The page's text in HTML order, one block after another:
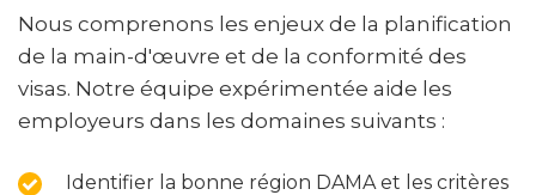
Nous comprenons les enjeux de la planification
de la main-d'œuvre et de la conformité des
visas. Notre équipe expérimentée aide les
employeurs dans les domaines suivants :
Identifier la bonne région DAMA et les critères